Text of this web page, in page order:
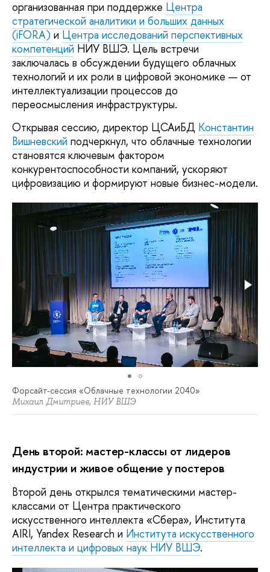
организованная при поддержке Центра
стратегической аналитики и больших данных
(iFORA) и Центра исследований перспективных
компетенций НИУ ВШЭ. Цель встречи
заключалась в обсуждении будущего облачных
технологий и их роли в цифровой экономике — от
интеллектуализации процессов до
переосмысления инфраструктуры.
Открывая сессию, директор ЦСАиБД Константин
Вишневский подчеркнул, что облачные технологии
становятся ключевым фактором
конкурентоспособности компаний, ускоряют
цифровизацию и формируют новые бизнес-модели.
Форсайт-сессия «Облачные технологии 2040»
Михаил Дмитриев, НИУ ВШЭ
День второй: мастер-классы от лидеров
индустрии и живое общение у постеров
Второй день открылся тематическими мастер-
классами от Центра практического
искусственного интеллекта «Сбера», Института
AIRI, Yandex Research и Института искусственного
интеллекта и цифровых наук НИУ ВШЭ.